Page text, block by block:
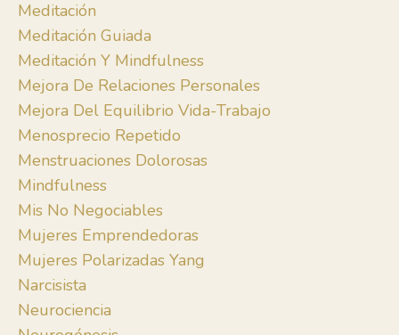
Meditación
Meditación Guiada
Meditación Y Mindfulness
Mejora De Relaciones Personales
Mejora Del Equilibrio Vida-Trabajo
Menosprecio Repetido
Menstruaciones Dolorosas
Mindfulness
Mis No Negociables
Mujeres Emprendedoras
Mujeres Polarizadas Yang
Narcisista
Neurociencia